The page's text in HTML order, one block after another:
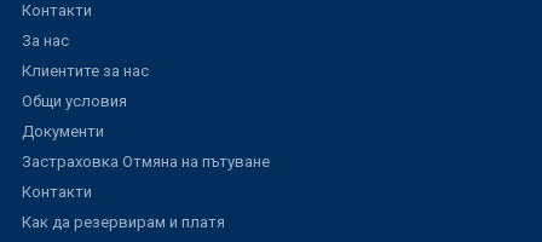
Контакти
За нас
Клиентите за нас
Общи условия
Документи
Застраховка Отмяна на пътуване
Контакти
Как да резервирам и платя